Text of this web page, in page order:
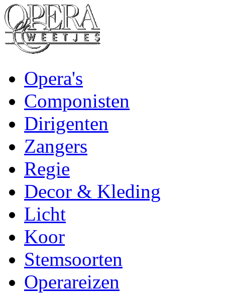
Opera's
Componisten
Dirigenten
Zangers
Regie
Decor & Kleding
Licht
Koor
Stemsoorten
Operareizen